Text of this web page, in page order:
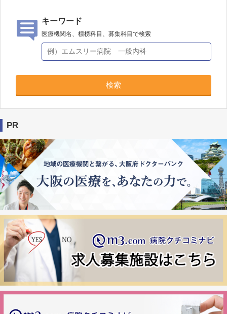
キーワード
医療機関名、標榜科目、募集科目で検索
検索
PR